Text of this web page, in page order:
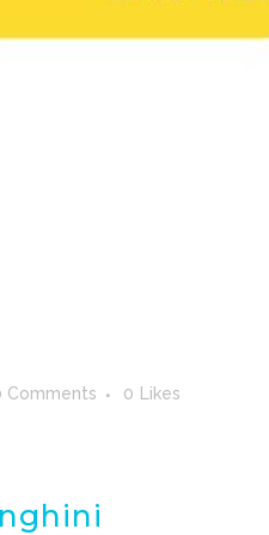
Comments 0 Likes